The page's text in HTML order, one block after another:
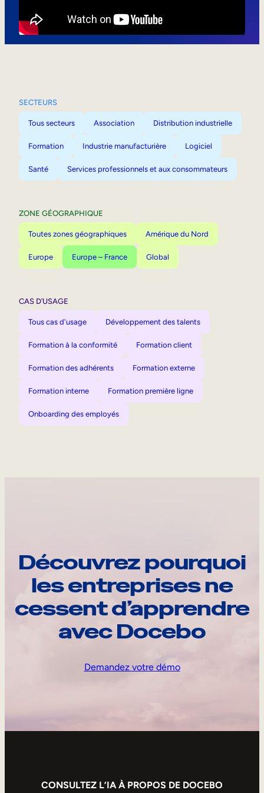
SECTEURS
Tous secteurs Association Distribution industrielle
Formation Industrie manufacturière Logiciel
Santé Services professionnels et aux consommateurs
ZONE GÉOGRAPHIQUE
Toutes zones géographiques Amérique du Nord
Europe Europe – France Global
CAS D’USAGE
Tous cas d'usage Développement des talents
Formation à la conformité Formation client
Formation des adhérents Formation externe
Formation interne Formation première ligne
Onboarding des employés
Découvrez pourquoi
les entreprises ne
cessent d’apprendre
avec Docebo
Demandez votre démo
CONSULTEZ L’IA À PROPOS DE DOCEBO